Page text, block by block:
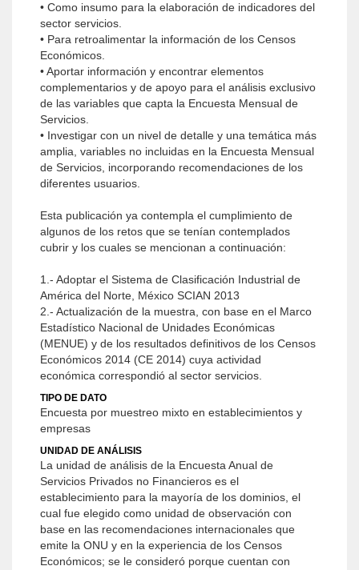
• Como insumo para la elaboración de indicadores del
sector servicios.
• Para retroalimentar la información de los Censos
Económicos.
• Aportar información y encontrar elementos
complementarios y de apoyo para el análisis exclusivo
de las variables que capta la Encuesta Mensual de
Servicios.
• Investigar con un nivel de detalle y una temática más
amplia, variables no incluidas en la Encuesta Mensual
de Servicios, incorporando recomendaciones de los
diferentes usuarios.
Esta publicación ya contempla el cumplimiento de
algunos de los retos que se tenían contemplados
cubrir y los cuales se mencionan a continuación:
1.- Adoptar el Sistema de Clasificación Industrial de
América del Norte, México SCIAN 2013
2.- Actualización de la muestra, con base en el Marco
Estadístico Nacional de Unidades Económicas
(MENUE) y de los resultados definitivos de los Censos
Económicos 2014 (CE 2014) cuya actividad
económica correspondió al sector servicios.
TIPO DE DATO
Encuesta por muestreo mixto en establecimientos y
empresas
UNIDAD DE ANÁLISIS
La unidad de análisis de la Encuesta Anual de
Servicios Privados no Financieros es el
establecimiento para la mayoría de los dominios, el
cual fue elegido como unidad de observación con
base en las recomendaciones internacionales que
emite la ONU y en la experiencia de los Censos
Económicos; se le consideró porque cuentan con